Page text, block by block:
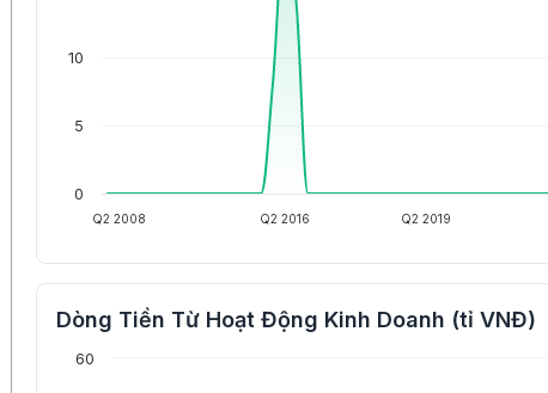
Q2 2008 Q2 2016 Q2 2019
0
5
10
Dòng Tiền Từ Hoạt Động Kinh Doanh (tỉ VNĐ)
60